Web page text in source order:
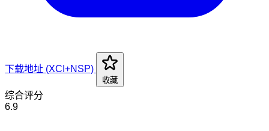
下载地址 (XCI+NSP)
收藏
综合评分
6.9